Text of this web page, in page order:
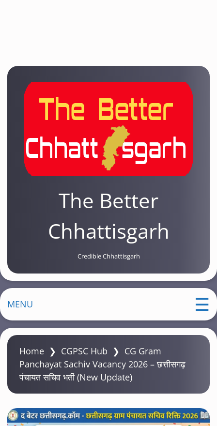
The Better
Chhattisgarh
Credible Chhattisgarh
MENU
Home ❯ CGPSC Hub ❯ CG Gram
Panchayat Sachiv Vacancy 2026 – छत्तीसगढ़
पंचायत सचिव भर्ती (New Update)